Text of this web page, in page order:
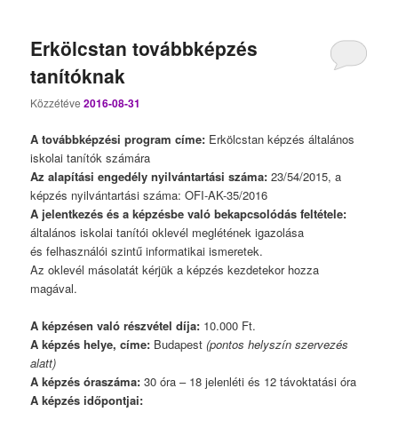
Erkölcstan továbbképzés
tanítóknak
Közzétéve2016-08-31
A továbbképzési program címe: Erkölcstan képzés általános
iskolai tanítók számára
Az alapítási engedély nyilvántartási száma: 23/54/2015, a
képzés nyilvántartási száma: OFI-AK-35/2016
A jelentkezés és a képzésbe való bekapcsolódás feltétele:
általános iskolai tanítói oklevél meglétének igazolása
és felhasználói szintű informatikai ismeretek.
Az oklevél másolatát kérjük a képzés kezdetekor hozza
magával.
A képzésen való részvétel díja: 10.000 Ft.
A képzés helye, címe: Budapest(pontos helyszín szervezés
alatt)
A képzés óraszáma:30 óra – 18 jelenléti és 12 távoktatási óra
A képzés időpontjai: